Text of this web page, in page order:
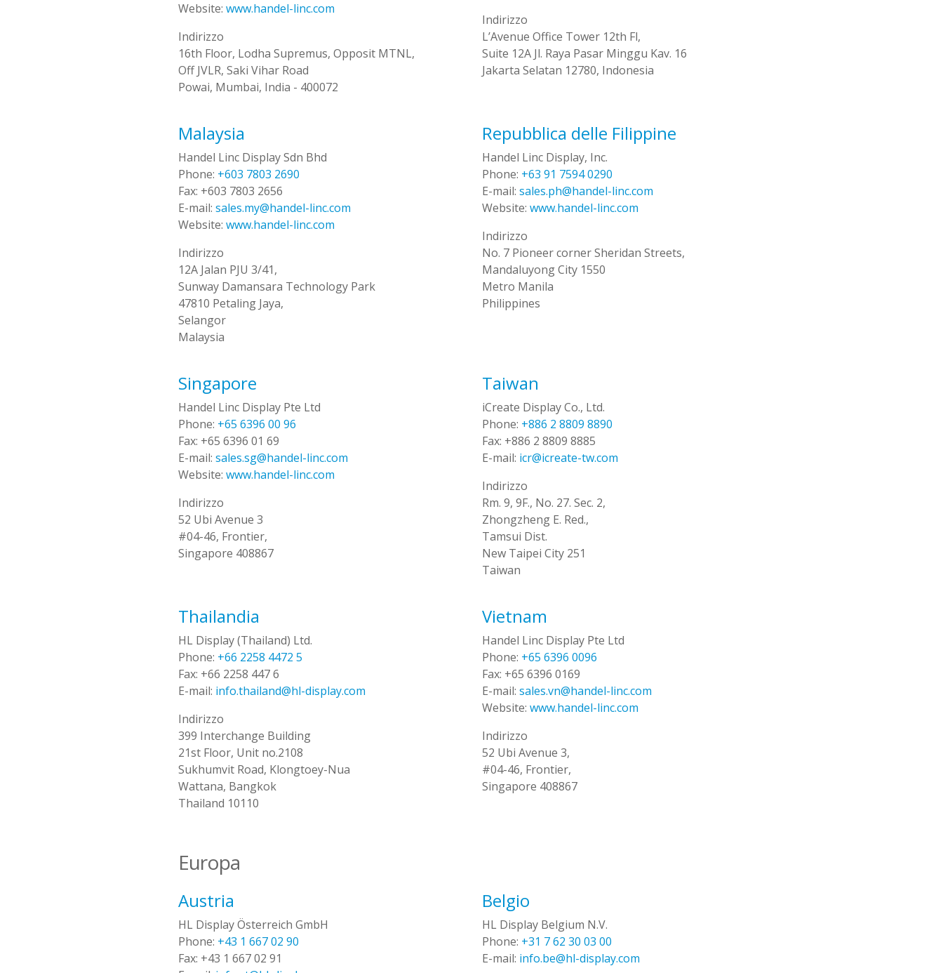
Website: www.handel-linc.com
Indirizzo
16th Floor, Lodha Supremus, Opposit MTNL,
Off JVLR, Saki Vihar Road
Powai, Mumbai, India - 400072
Indirizzo
L’Avenue Office Tower 12th Fl,
Suite 12A Jl. Raya Pasar Minggu Kav. 16
Jakarta Selatan 12780, Indonesia
Malaysia
Handel Linc Display Sdn Bhd
Phone: +603 7803 2690
Fax: +603 7803 2656
E-mail: sales.my@handel-linc.com
Website: www.handel-linc.com
Indirizzo
12A Jalan PJU 3/41,
Sunway Damansara Technology Park
47810 Petaling Jaya,
Selangor
Malaysia
Repubblica delle Filippine
Handel Linc Display, Inc.
Phone: +63 91 7594 0290
E-mail: sales.ph@handel-linc.com
Website: www.handel-linc.com
Indirizzo
No. 7 Pioneer corner Sheridan Streets,
Mandaluyong City 1550
Metro Manila
Philippines
Singapore
Handel Linc Display Pte Ltd
Phone: +65 6396 00 96
Fax: +65 6396 01 69
E-mail: sales.sg@handel-linc.com
Website: www.handel-linc.com
Indirizzo
52 Ubi Avenue 3
#04-46, Frontier,
Singapore 408867
Taiwan
iCreate Display Co., Ltd.
Phone: +886 2 8809 8890
Fax: +886 2 8809 8885
E-mail: icr@icreate-tw.com
Indirizzo
Rm. 9, 9F., No. 27. Sec. 2,
Zhongzheng E. Red.,
Tamsui Dist.
New Taipei City 251
Taiwan
Thailandia
HL Display (Thailand) Ltd.
Phone: +66 2258 4472 5
Fax: +66 2258 447 6
E-mail: info.thailand@hl-display.com
Indirizzo
399 Interchange Building
21st Floor, Unit no.2108
Sukhumvit Road, Klongtoey-Nua
Wattana, Bangkok
Thailand 10110
Vietnam
Handel Linc Display Pte Ltd
Phone: +65 6396 0096
Fax: +65 6396 0169
E-mail: sales.vn@handel-linc.com
Website: www.handel-linc.com
Indirizzo
52 Ubi Avenue 3,
#04-46, Frontier,
Singapore 408867
Europa
Austria
HL Display Österreich GmbH
Phone: +43 1 667 02 90
Fax: +43 1 667 02 91
Belgio
HL Display Belgium N.V.
Phone: +31 7 62 30 03 00
E-mail: info.be@hl-display.com